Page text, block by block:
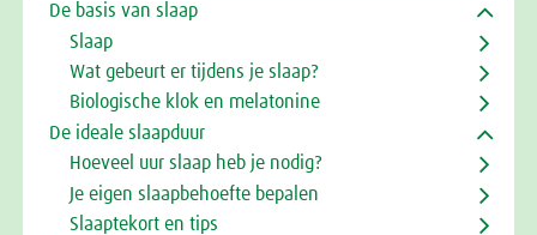
De basis van slaap
Slaap
Wat gebeurt er tijdens je slaap?
Biologische klok en melatonine
De ideale slaapduur
Hoeveel uur slaap heb je nodig?
Je eigen slaapbehoefte bepalen
Slaaptekort en tips